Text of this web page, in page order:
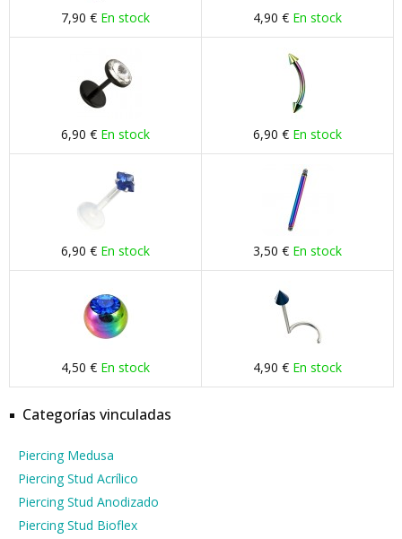
7,90 € En stock 4,90 € En stock
6,90 € En stock 6,90 € En stock
6,90 € En stock 3,50 € En stock
4,50 € En stock 4,90 € En stock
Categorías vinculadas
Piercing Medusa
Piercing Stud Acrílico
Piercing Stud Anodizado
Piercing Stud Bioflex